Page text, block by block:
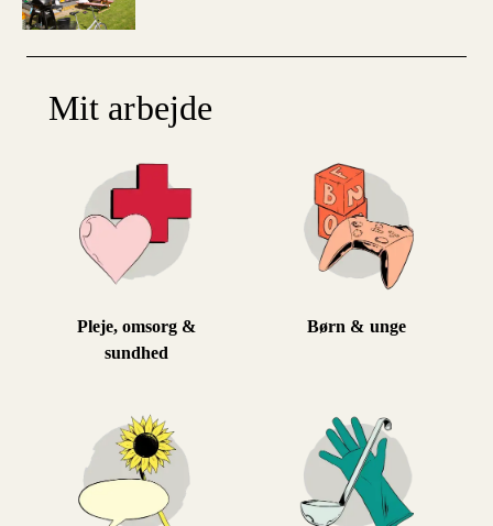
Mit arbejde
Pleje, omsorg &
sundhed
Børn & unge